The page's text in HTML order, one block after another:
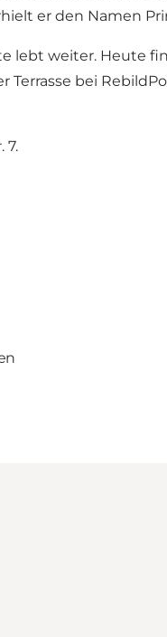
er den Namen
lebt weiter. Heute
Terrasse bei
7.